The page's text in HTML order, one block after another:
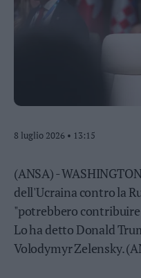
Territori
–
Basso
Ledro
Lavis
–
Rotaliana
Valle
dei
8 luglio 2026 • 13:15
(ANSA) -
dell'Ucraina contro la
"potrebbero
Lo ha detto Donald
Volodymyr Zelensky.